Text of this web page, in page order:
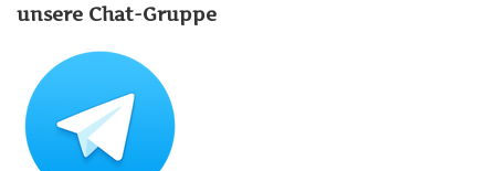
unsere Chat-Gruppe